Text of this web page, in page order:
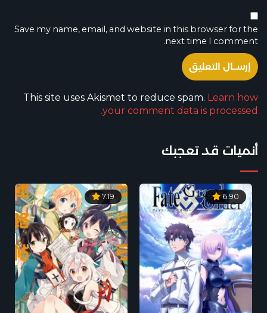
Save my name, email, and website in this browser for the
next time I comment.
This site uses Akismet to reduce spam. Learn how
your comment data is processed.
أنميات قد تعجبك
6.90
7.19